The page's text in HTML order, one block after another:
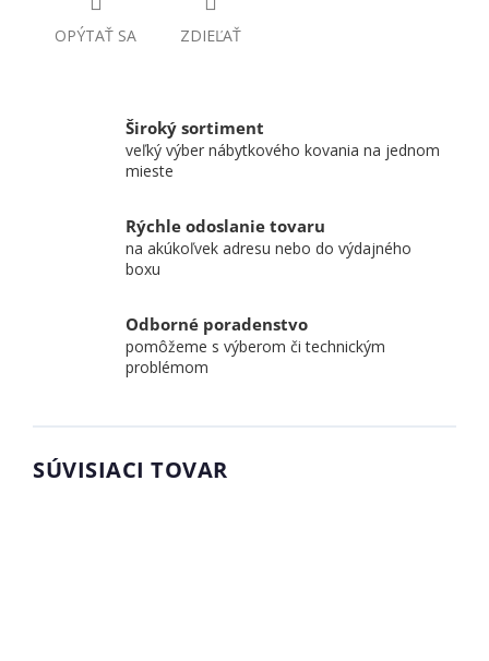
OPÝTAŤ SA ZDIEĽAŤ
Široký sortiment
veľký výber nábytkového kovania na jednom
mieste
Rýchle odoslanie tovaru
na akúkoľvek adresu nebo do výdajného
boxu
Odborné poradenstvo
pomôžeme s výberom či technickým
problémom
SÚVISIACI TOVAR